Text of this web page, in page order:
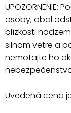
osoby, obal
blízkosti
silnom vetre a
nemotajte ho
Uvedená cena je